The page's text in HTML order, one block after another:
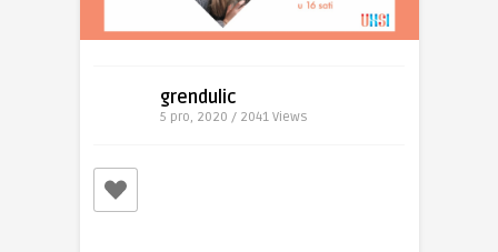
grendulic
5 pro, 2020 / 2041 Views